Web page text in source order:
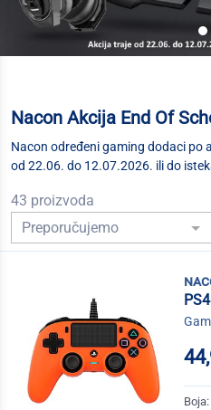
Nacon Akcija End Of
Nacon određeni gaming dodaci po
od 22.06. do 12.07.2026. ili do
43 proizvoda